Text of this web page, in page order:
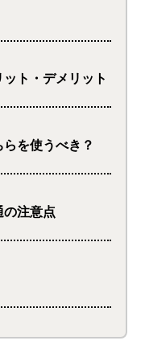
ト・デメリット
を使うべき？
の注意点